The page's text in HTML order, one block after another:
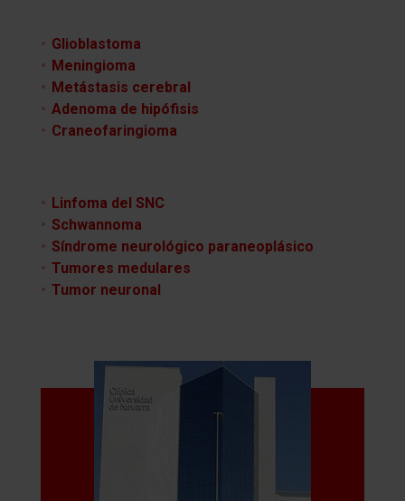
Glioblastoma
Meningioma
Metástasis cerebral
Adenoma de hipófisis
Craneofaringioma
Linfoma del SNC
Schwannoma
Síndrome neurológico paraneoplásico
Tumores medulares
Tumor neuronal